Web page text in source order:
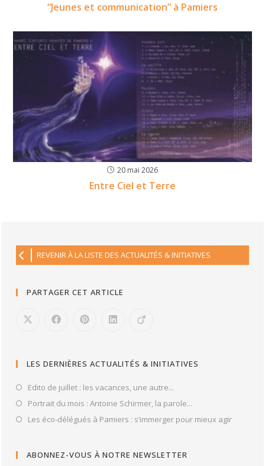
“Jeunes et communication” à Pamiers
20 mai 2026
Entre Ciel et Terre
REVENIR À LA LISTE DES ACTUALITÉS & INITIATIVES
PARTAGER CET ARTICLE
LES DERNIÈRES ACTUALITÉS & INITIATIVES
Edito de juillet : les vacances, une autre...
Portrait du mois : Antoine Schirmer, la parole...
Les éco-délégués à Pamiers : s’immerger pour mieux agir
ABONNEZ-VOUS À NOTRE NEWSLETTER